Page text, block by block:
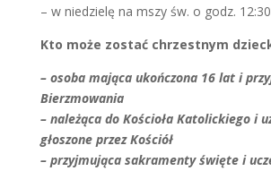
– w niedzielę na mszy św. o godz.
Kto może zostać chrzestnym
– osoba mająca ukończona 16 lat i
Bierzmowania
– należąca do Kościoła Katolickiego i
głoszone przez Kościół
– przyjmująca sakramenty święte i